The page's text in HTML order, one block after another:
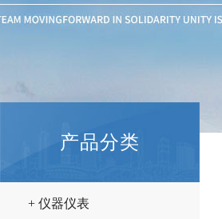
产品分类
+ 仪器仪表